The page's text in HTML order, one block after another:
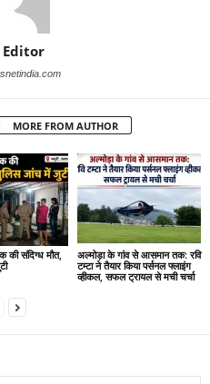
Editor
MORE FROM AUTHOR
की संदिग्ध मौत,
अल्मोड़ा के गांव से आसमान तक: रवि
टम्टा ने तैयार किया पर्सनल फ्लाइंग
व्हीकल, सफल ट्रायल से मची चर्चा